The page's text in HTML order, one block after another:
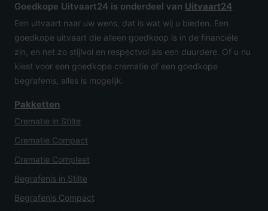
Goedkope Uitvaart24 is onderdeel van Uitvaart24
Een uitvaart naar uw wens, dat is wat wij u bieden. Een
goedkope uitvaart die alleen goedkoop is in de financiële
zin, en net zo stijlvol en respectvol als een duurdere. Of u nu
kiest voor een goedkope crematie of een goedkope
begrafenis, alles is mogelijk.
Pakketten
Crematie in Stilte
Crematie Compact
Crematie Compleet
Begrafenis in Stilte
Begrafenis Compact